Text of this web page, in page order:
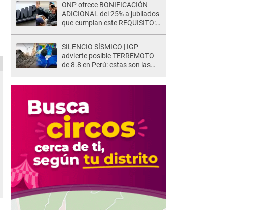
ONP ofrece BONIFICACIÓN
ADICIONAL del 25% a jubilados
que cumplan este REQUISITO:
SILENCIO SÍSMICO | IGP
advierte posible TERREMOTO
de 8.8 en Perú: estas son las